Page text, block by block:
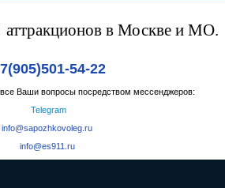
в Москве и МО.
54-22
Ваши вопросы посредством мессенджеров:
Telegram
info@sapozhkovoleg.ru
info@es911.ru